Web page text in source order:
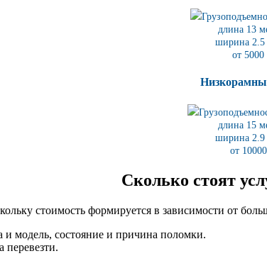
длина 13
ширина 2.5
от 5000
длина 15
ширина 2.9
от
Сколько стоят
стоимость формируется в зависимости от
и модель, состояние и причина поломки.
перевезти.